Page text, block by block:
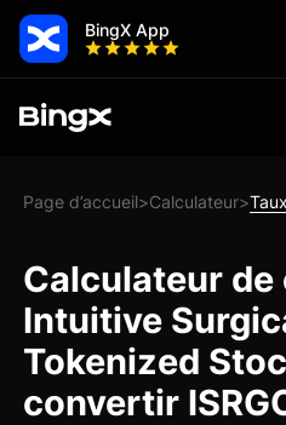
BingX App
Page d’accueil>Calculateur>
Calculateur
Intuitive
Tokenized
convertir